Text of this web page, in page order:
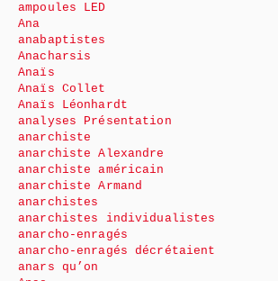
ampoules LED
Ana
anabaptistes
Anacharsis
Anaïs
Anaïs Collet
Anaïs Léonhardt
analyses Présentation
anarchiste
anarchiste Alexandre
anarchiste américain
anarchiste Armand
anarchistes
anarchistes individualistes
anarcho-enragés
anarcho-enragés décrétaient
anars qu’on